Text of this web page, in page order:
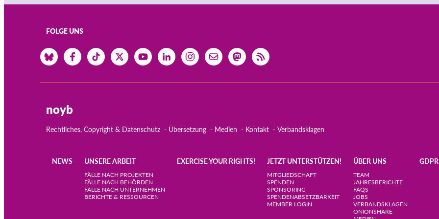
FOLGE UNS
noyb
Rechtliches, Copyright & Datenschutz Übersetzung Medien Kontakt Verbandsklagen
navigation
NEWS UNSERE ARBEIT
FÄLLE NACH PROJEKTEN
FÄLLE NACH BEHÖRDEN
FÄLLE NACH UNTERNEHMEN
BERICHTE & RESSOURCEN
EXERCISE YOUR RIGHTS! JETZT UNTERSTÜTZEN!
MITGLIEDSCHAFT
SPENDEN
SPONSORING
SPENDENABSETZBARKEIT
MEMBER LOGIN
ÜBER UNS
TEAM
JAHRESBERICHTE
FAQS
JOBS
VERBANDSKLAGEN
ONIONSHARE